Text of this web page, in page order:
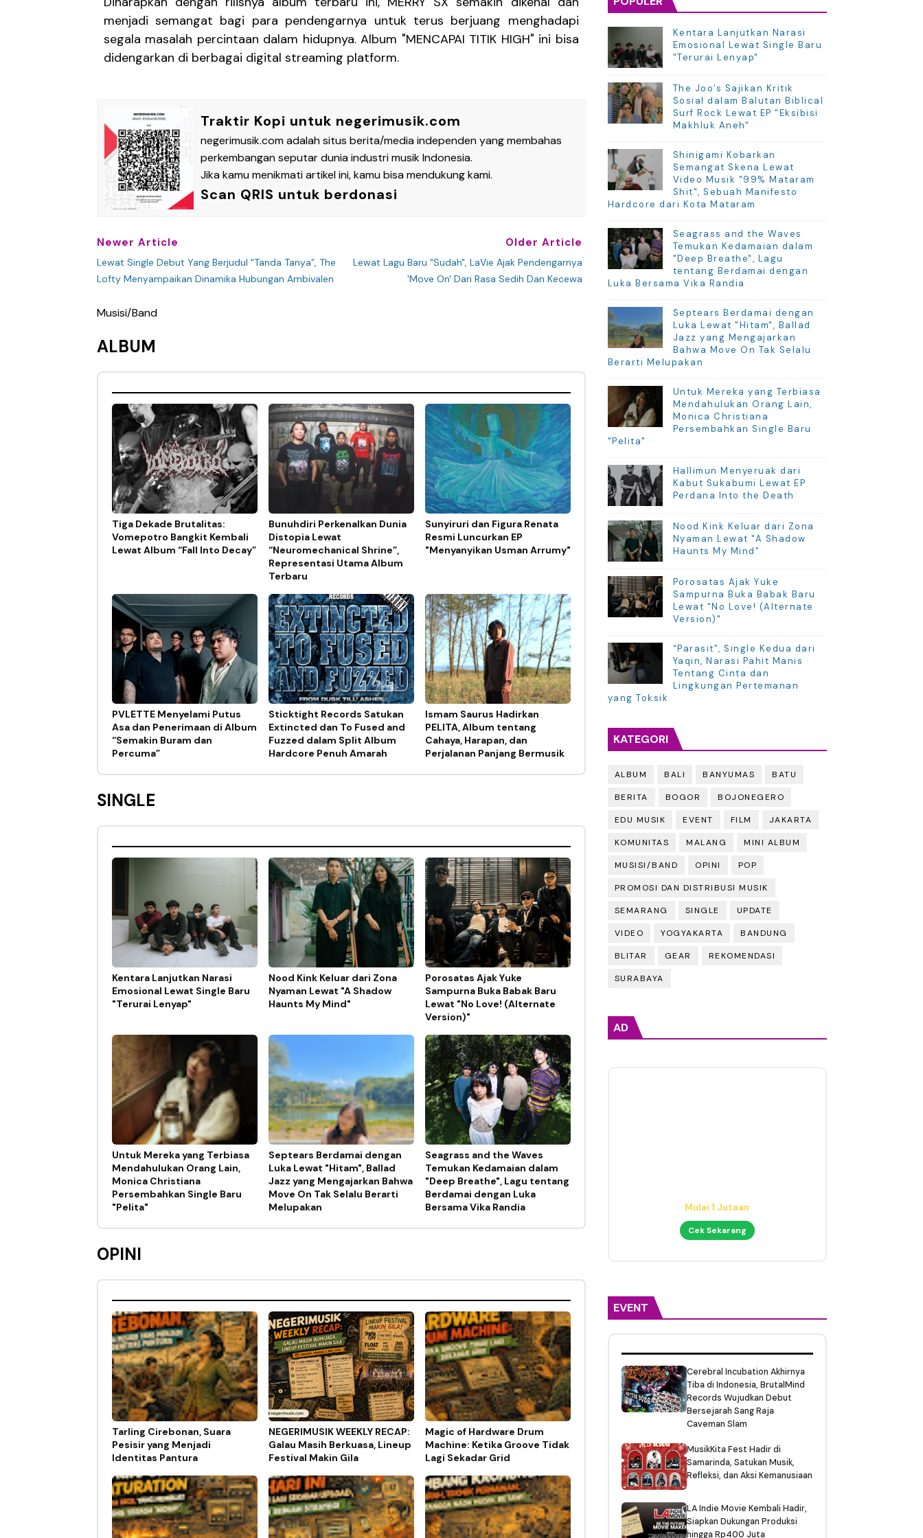
menjadi semangat bagi para pendengarnya untuk terus berjuang menghadapi
segala masalah percintaan dalam hidupnya. Album "MENCAPAI TITIK HIGH" ini bisa
didengarkan di berbagai digital streaming platform.
Traktir Kopi untuk negerimusik.com
negerimusik.com adalah situs berita/media independen yang membahas
perkembangan seputar dunia industri musik Indonesia.
Jika kamu menikmati artikel ini, kamu bisa mendukung kami.
Scan QRIS untuk berdonasi
Newer Article
Lewat Single Debut Yang Berjudul "Tanda Tanya”, The
Lofty Menyampaikan Dinamika Hubungan Ambivalen
Older Article
Lewat Lagu Baru "Sudah", LaVie Ajak Pendengarnya
'Move On' Dari Rasa Sedih Dan Kecewa
Musisi/Band
ALBUM
Tiga Dekade Brutalitas:
Vomepotro Bangkit Kembali
Lewat Album “Fall Into Decay”
Bunuhdiri Perkenalkan Dunia
Distopia Lewat
“Neuromechanical Shrine”,
Representasi Utama Album
Terbaru
Sunyiruri dan Figura Renata
Resmi Luncurkan EP
"Menyanyikan Usman Arrumy"
PVLETTE Menyelami Putus
Asa dan Penerimaan di Album
“Semakin Buram dan
Percuma”
Sticktight Records Satukan
Extincted dan To Fused and
Fuzzed dalam Split Album
Hardcore Penuh Amarah
Ismam Saurus Hadirkan
PELITA, Album tentang
Cahaya, Harapan, dan
Perjalanan Panjang Bermusik
SINGLE
Kentara Lanjutkan Narasi
Emosional Lewat Single Baru
"Terurai Lenyap"
Nood Kink Keluar dari Zona
Nyaman Lewat "A Shadow
Haunts My Mind"
Porosatas Ajak Yuke
Sampurna Buka Babak Baru
Lewat "No Love! (Alternate
Version)"
Untuk Mereka yang Terbiasa
Mendahulukan Orang Lain,
Monica Christiana
Persembahkan Single Baru
"Pelita"
Septears Berdamai dengan
Luka Lewat "Hitam", Ballad
Jazz yang Mengajarkan Bahwa
Move On Tak Selalu Berarti
Melupakan
Seagrass and the Waves
Temukan Kedamaian dalam
"Deep Breathe", Lagu tentang
Berdamai dengan Luka
Bersama Vika Randia
OPINI
Tarling Cirebonan, Suara
Pesisir yang Menjadi
Identitas Pantura
NEGERIMUSIK WEEKLY RECAP:
Galau Masih Berkuasa, Lineup
Festival Makin Gila
Magic of Hardware Drum
Machine: Ketika Groove Tidak
Lagi Sekadar Grid
Kentara Lanjutkan Narasi
Emosional Lewat Single Baru
"Terurai Lenyap"
The Joo’s Sajikan Kritik
Sosial dalam Balutan Biblical
Surf Rock Lewat EP "Eksibisi
Makhluk Aneh"
Shinigami Kobarkan
Semangat Skena Lewat
Video Musik "99% Mataram
Shit", Sebuah Manifesto
Hardcore dari Kota Mataram
Seagrass and the Waves
Temukan Kedamaian dalam
"Deep Breathe", Lagu
tentang Berdamai dengan
Luka Bersama Vika Randia
Septears Berdamai dengan
Luka Lewat "Hitam", Ballad
Jazz yang Mengajarkan
Bahwa Move On Tak Selalu
Berarti Melupakan
Untuk Mereka yang Terbiasa
Mendahulukan Orang Lain,
Monica Christiana
Persembahkan Single Baru
"Pelita"
Hallimun Menyeruak dari
Kabut Sukabumi Lewat EP
Perdana Into the Death
Nood Kink Keluar dari Zona
Nyaman Lewat "A Shadow
Haunts My Mind"
Porosatas Ajak Yuke
Sampurna Buka Babak Baru
Lewat "No Love! (Alternate
Version)"
“Parasit”, Single Kedua dari
Yaqin, Narasi Pahit Manis
Tentang Cinta dan
Lingkungan Pertemanan
yang Toksik
KATEGORI
ALBUM BALI BANYUMAS BATU
BERITA BOGOR BOJONEGERO
EDU MUSIK EVENT FILM JAKARTA
KOMUNITAS MALANG MINI ALBUM
MUSISI/BAND OPINI POP
PROMOSI DAN DISTRIBUSI MUSIK
SEMARANG SINGLE UPDATE
VIDEO YOGYAKARTA BANDUNG
BLITAR GEAR REKOMENDASI
SURABAYA
AD
Mulai 1 Jutaan
Cek Sekarang
EVENT
Cerebral Incubation Akhirnya
Tiba di Indonesia, BrutalMind
Records Wujudkan Debut
Bersejarah Sang Raja
Caveman Slam
MusikKita Fest Hadir di
Samarinda, Satukan Musik,
Refleksi, dan Aksi Kemanusiaan
LA Indie Movie Kembali Hadir,
Siapkan Dukungan Produksi
hingga Rp400 Juta